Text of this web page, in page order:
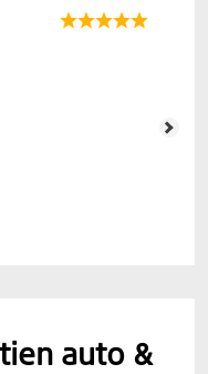
auto &